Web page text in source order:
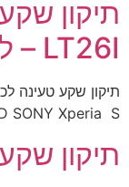
תיקון
LT26I – לחץ כאן
SONY Xperia S
תיקון שקע